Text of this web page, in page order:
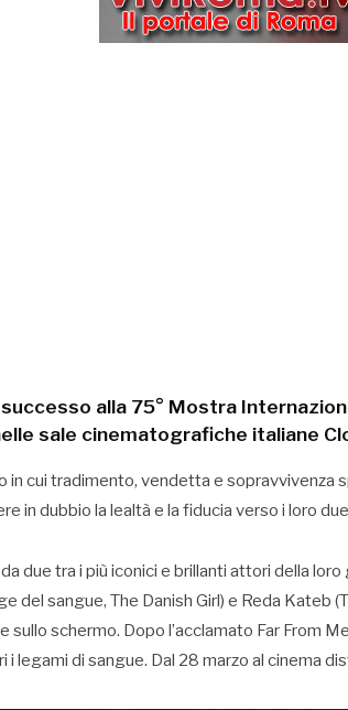
alla 75° Mostra
sale cinematografiche italiane
in cui tradimento, vendetta e sopravvivenza
in dubbio la lealtà e la fiducia verso i loro
due tra i più iconici e brillanti attori della
del sangue, The Danish Girl) e Reda Kateb
sullo schermo. Dopo l’acclamato Far From
i legami di sangue. Dal 28 marzo al cinema